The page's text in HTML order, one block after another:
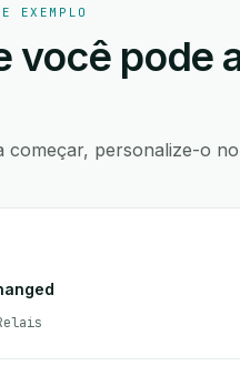
EXEMPLO
você pode
começar, personalize-o